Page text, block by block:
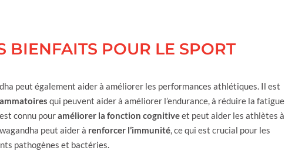
BIENFAITS POUR LE SPORT
peut également aider à améliorer les performances athlétiques. Il est
qui peuvent aider à améliorer l’endurance, à réduire la fatigue
connu pouraméliorer la fonction cognitiveet peut aider les athlètes à
peut aider à renforcer l’immunité, ce qui est crucial pour les
pathogènes et bactéries.